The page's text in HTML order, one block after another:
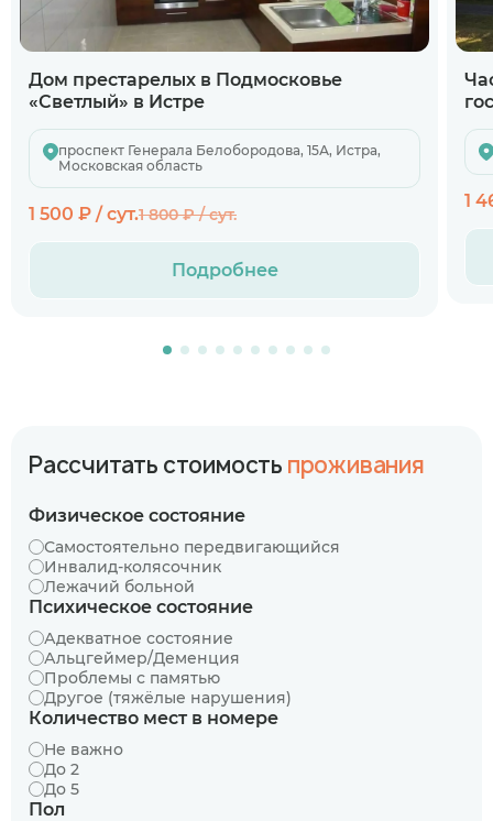
Дом престарелых в Подмосковье
«Светлый» в Истре
проспект Генерала Белобородова, 15А, Истра,
Московская область
1 500 ₽ / сут.1 800 ₽ / сут.
Подробнее
1
Рассчитать стоимость проживания
Физическое состояние
Самостоятельно передвигающийся
Инвалид-колясочник
Лежачий больной
Психическое состояние
Адекватное состояние
Альцгеймер/Деменция
Проблемы с памятью
Другое (тяжёлые нарушения)
Количество мест в номере
Не важно
До 2
До 5
Пол